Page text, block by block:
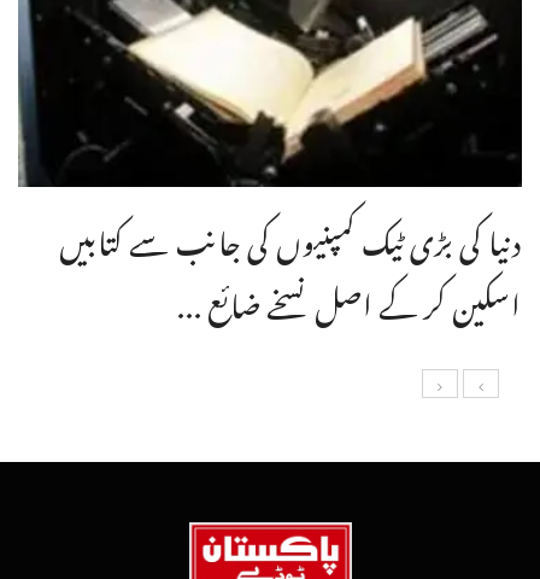
دنیا کی بڑی ٹیک کمپنیوں کی جانب سے کتابیں
اسکین کر کے اصل نسخے ضائع ...